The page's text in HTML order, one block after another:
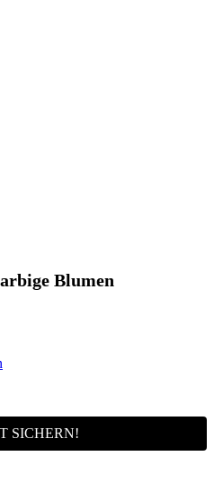
Blumen
SICHERN!